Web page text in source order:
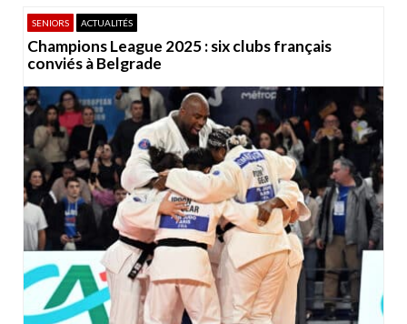
SENIORS ACTUALITÉS
Champions League 2025 : six clubs français
conviés à Belgrade